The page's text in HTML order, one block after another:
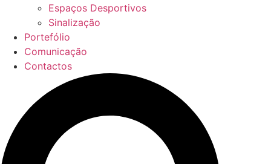
Espaços Desportivos
Sinalização
Portefólio
Comunicação
Contactos